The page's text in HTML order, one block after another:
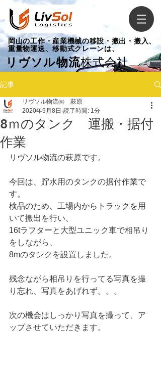
​岡山の工作・産業機械の移設・搬出・搬入、
重量物運送、移動式クレーンは、
リヴソル物流株式会社
記事
8ｍのタンク 運搬・据付
作業
リヴソル物流㈱ 萩原
2020年9月8日 読了時間: 1分
リヴソル物流の萩原です。
今回は、貯水用のタンクの据付作業で
す。
検品のため、工場内からトラックを用
いて搬出を行い、
16tラフターと大型ユニック車で相吊り
をしながら、
8mのタンクを設置しました。
残念ながら相吊りを行ってる写真を撮
り忘れ、写真をあげれず。。。
次の機会はしっかり写真を撮って、ア
ップさせていただきます。